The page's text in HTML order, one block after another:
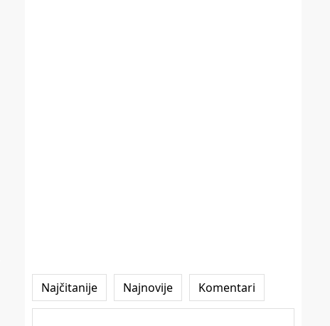
Najčitanije Najnovije Komentari